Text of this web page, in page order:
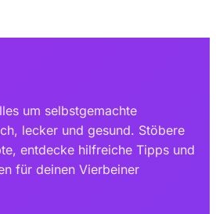
um selbstgemachte
lecker und gesund. Stöbere
entdecke hilfreiche Tipps und
für deinen Vierbeiner